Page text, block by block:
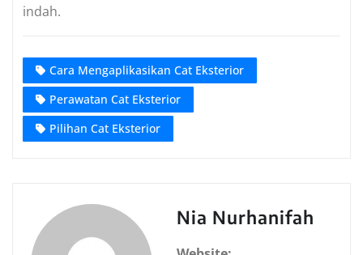
indah.
Cara Mengaplikasikan Cat Eksterior
Perawatan Cat Eksterior
Pilihan Cat Eksterior
Nia Nurhanifah